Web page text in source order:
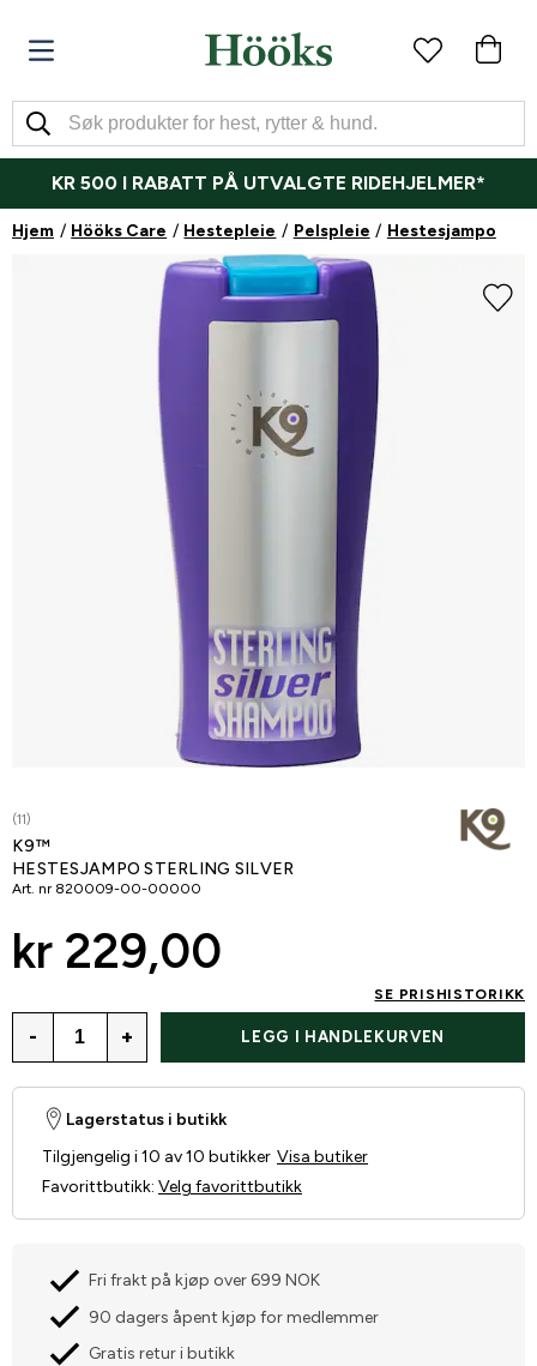
KR 500 I RABATT PÅ UTVALGTE RIDEHJELMER*
Hjem Hööks Care Hestepleie Pelspleie Hestesjampo
(11)
K9™
HESTESJAMPO STERLING SILVER
Art. nr 820009-00-00000
kr 229,00
SE PRISHISTORIKK
- + LEGG I HANDLEKURVEN
Lagerstatus i butikk
Tilgjengelig i 10 av 10 butikker Visa butiker
Favorittbutikk: Velg favorittbutikk
Fri frakt på kjøp over 699 NOK
90 dagers åpent kjøp for medlemmer
Gratis retur i butikk